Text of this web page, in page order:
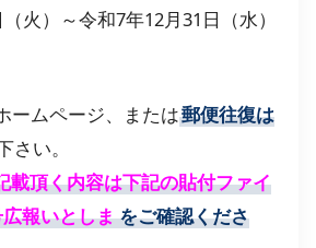
火）～令和7年12月31日（水）
ームページ、または郵便往復は
さい。
頂く内容は下記の貼付ファイ
報いとしまをご確認くださ